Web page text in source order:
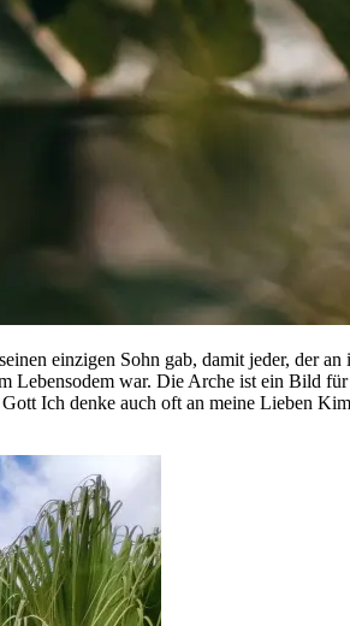
einzigen Sohn gab, damit jeder, der
war. Die Arche ist ein Bild
Ich denke auch oft an meine Lieben